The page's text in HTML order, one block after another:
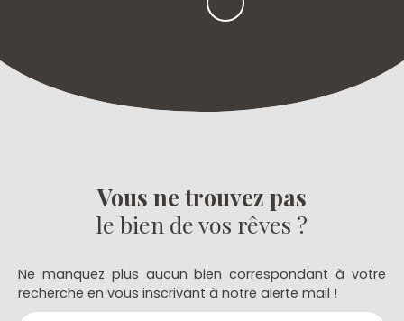
Vous ne trouvez pas
le bien de vos rêves ?
Ne manquez plus aucun bien correspondant à votre
recherche en vous inscrivant à notre alerte mail !